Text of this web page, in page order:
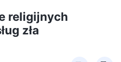
religijnych
zła